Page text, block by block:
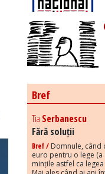
Bref
Tia Serbanescu
Fără soluții
Bref / Domnule, când
euro pentru o lege
mințile astfel ca